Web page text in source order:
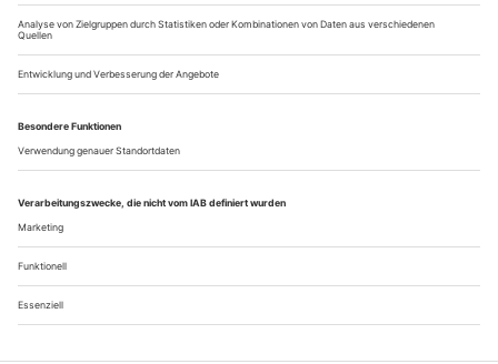
Hat dieser Mann mit den diversen Namen etwas gelernt im
Laufe der zwei Jahrhunderte, in dem wir ihm an diesem
Abend an der Norwegischen Oper in Oslo begegnen, im
Rahmen eines so nie zuvor dagewesenen Opern-Triptychons?
Zu Beginn, in Schumanns Liedzyklus «Frauenliebe und -
leben», spielt John Lundgren den Hausherrn eines vornehmen
Stadtpalais, der zur musikalischen...
Über uns Kontakt Kritikerumfrage Newsletter